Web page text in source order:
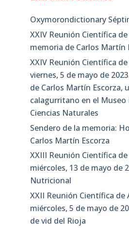
Oxymorondictionary
XXIV Reunión Científica de
memoria de Carlos Martín
XXIV Reunión Científica de
viernes, 5 de mayo de
de Carlos Martín Escorza,
calagurritano en el Museo
Ciencias Naturales
Sendero de la memoria:
Carlos Martín Escorza
XXIII Reunión Científica de
miércoles, 13 de mayo de
Nutricional
XXII Reunión Científica de
miércoles, 5 de mayo de
de vid del Rioja